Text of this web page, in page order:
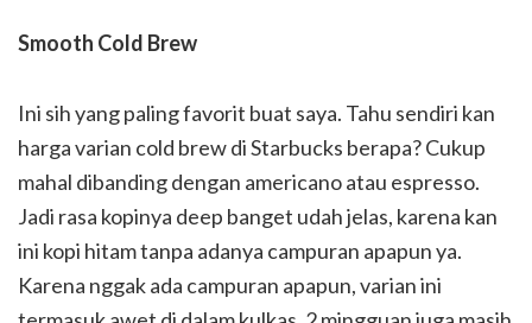
Smooth Cold Brew
Ini sih yang paling favorit buat saya. Tahu sendiri kan
harga varian cold brew di Starbucks berapa? Cukup
mahal dibanding dengan americano atau espresso.
Jadi rasa kopinya deep banget udah jelas, karena kan
ini kopi hitam tanpa adanya campuran apapun ya.
Karena nggak ada campuran apapun, varian ini